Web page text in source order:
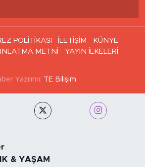
POLİTİKASI İLETİŞİM
KÜNYE
METNİ
YAYIN İLKELERİ
Yazılımı: TE Bilişim
& YAŞAM